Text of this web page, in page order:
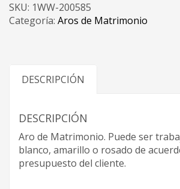
SKU: 1WW-200585
Categoría: Aros de Matrimonio
DESCRIPCIÓN
DESCRIPCIÓN
Aro de Matrimonio. Puede ser
blanco, amarillo o rosado de
presupuesto del cliente.